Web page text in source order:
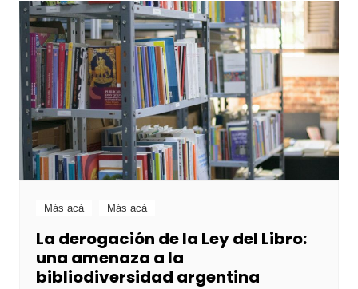
Más acá Más acá
La derogación de la Ley del Libro:
una amenaza a la
bibliodiversidad argentina